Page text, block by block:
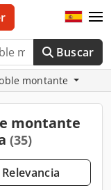
Buscar
montante
montante
(35)
Relevancia